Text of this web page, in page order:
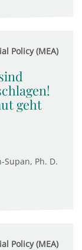
Policy (MEA)
geht
Supan, Ph. D.
Policy (MEA)